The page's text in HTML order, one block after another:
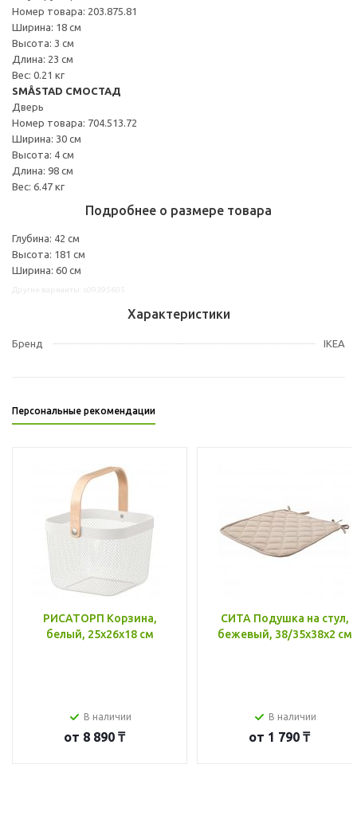
Номер товара: 203.875.81
Ширина: 18 см
Высота: 3 см
Длина: 23 см
Вес: 0.21 кг
SMÅSTAD СМОСТАД
Дверь
Номер товара: 704.513.72
Ширина: 30 см
Высота: 4 см
Длина: 98 см
Вес: 6.47 кг
Подробнее о размере товара
Глубина: 42 см
Высота: 181 см
Ширина: 60 см
Характеристики
Бренд IKEA
Персональные рекомендации
РИСАТОРП Корзина,
белый, 25x26x18 см
В наличии
от 8 890 ₸
СИТА Подушка на стул,
бежевый, 38/35x38x2 см
В наличии
от 1 790 ₸